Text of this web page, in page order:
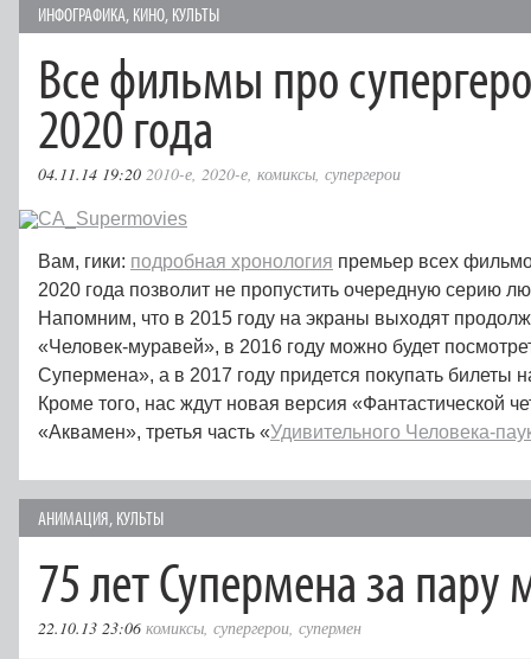
ИНФОГРАФИКА, КИНО, КУЛЬТЫ
Все фильмы про
2020 года
04.11.14 19:20 2010-е 2020-е комиксы супергерои
Вам, гики: подробная хронология премьер всех
2020 года позволит не пропустить очередную серию
Напомним, что в 2015 году на экраны выходят
«Человек-муравей», в 2016 году можно будет
Супермена», а в 2017 году придется покупать билеты
Кроме того, нас ждут новая версия «Фантастической
«Аквамен», третья часть «Удивительного Человека-
АНИМАЦИЯ, КУЛЬТЫ
75 лет Супермена за пару
22.10.13 23:06 комиксы супергерои супермен